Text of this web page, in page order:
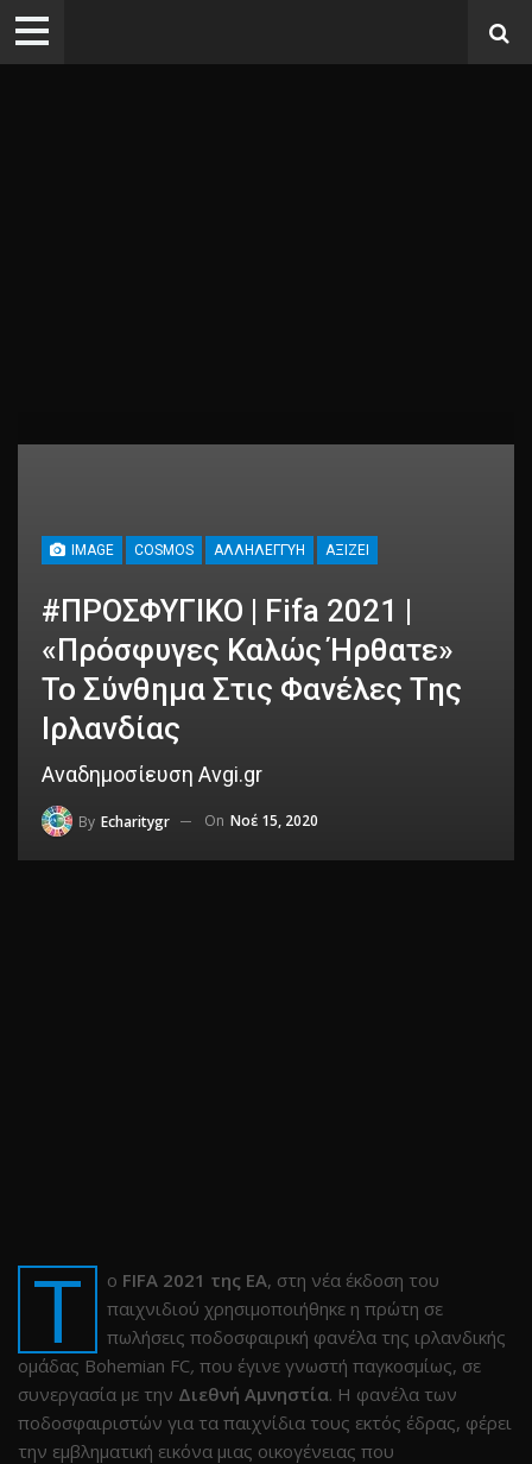
IMAGE COSMOS ΑΛΛΗΛΕΓΓΎΗ ΑΞΊΖΕΙ
#ΠΡΟΣΦΥΓΙΚΟ | Fifa 2021 |
«Πρόσφυγες Καλώς Ήρθατε»
Το Σύνθημα Στις Φανέλες Της
Ιρλανδίας
Αναδημοσίευση Avgi.gr
By Echaritygr On Νοέ 15, 2020
Τ ο FIFA 2021 της EA, στη νέα έκδοση του
παιχνιδιού χρησιμοποιήθηκε η πρώτη σε
πωλήσεις ποδοσφαιρική φανέλα της ιρλανδικής
ομάδας Bohemian FC, που έγινε γνωστή παγκοσμίως, σε
συνεργασία με την Διεθνή Αμνηστία. Η φανέλα των
ποδοσφαιριστών για τα παιχνίδια τους εκτός έδρας, φέρει
την εμβληματική εικόνα μιας οικογένειας που